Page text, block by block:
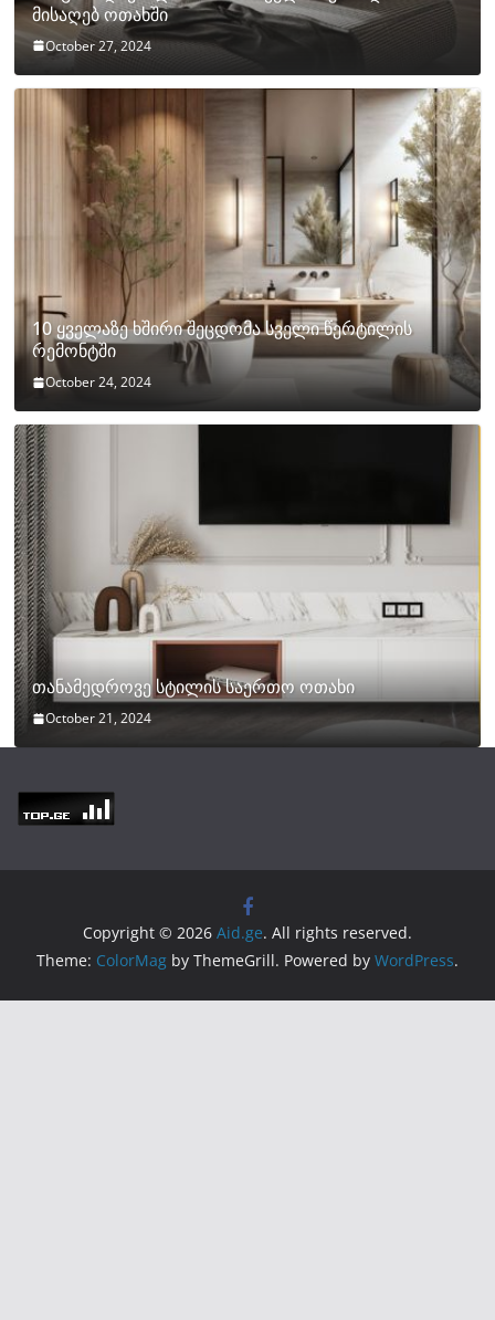
მისაღებ ოთახში
October 27, 2024
10 ყველაზე ხშირი შეცდომა სველი წერტილის
რემონტში
October 24, 2024
თანამედროვე სტილის საერთო ოთახი
October 21, 2024
Copyright © 2026 Aid.ge. All rights reserved.
Theme: ColorMag by ThemeGrill. Powered by WordPress.